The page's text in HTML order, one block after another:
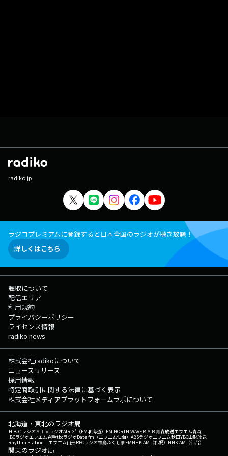
radiko.jp
ラジコプレミアムに登録すると日本全国のラジオが聴き放題！
詳しくはこちら
聴取について
配信エリア
利用規約
プライバシーポリシー
ライセンス情報
radiko news
株式会社radikoについて
ニュースリリース
採用情報
特定商取引に関する法律に基づく表示
株式会社メディアプラットフォームラボについて
北海道・東北のラジオ局
ＨＢＣラジオＳＴＶラジオAIR-G'（FM北海道） FM NORTH WAVEＲＡＢ青森放送エフエム青森
IBCラジオエフエム岩手tbcラジオDate fm（エフエム仙台） ABSラジオエフエム秋田YBC山形放送
Rhythm Station エフエム山形RFCラジオ福島ふくしまFMNHK AM（札幌） NHK AM（仙台）
関東のラジオ局